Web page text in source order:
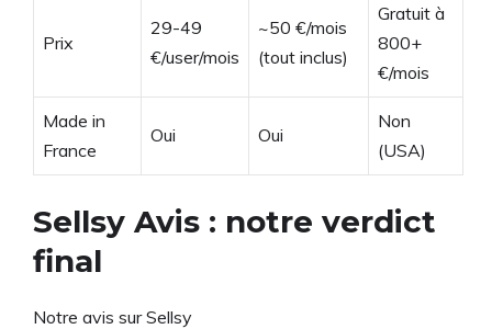
Prix
29-49
€/user/mois
~50 €/mois
(tout inclus)
Gratuit à
800+
€/mois
Made in
France
Oui Oui
Non
(USA)
Sellsy Avis : notre verdict
final
Notre avis sur Sellsy